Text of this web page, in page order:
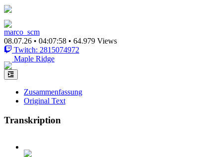
marco_scm
08.07.26 • 04:07:58 • 64.979 Views
Twitch: 2815074972
Maple Ridge
Zusammenfassung
Original Text
Transkription